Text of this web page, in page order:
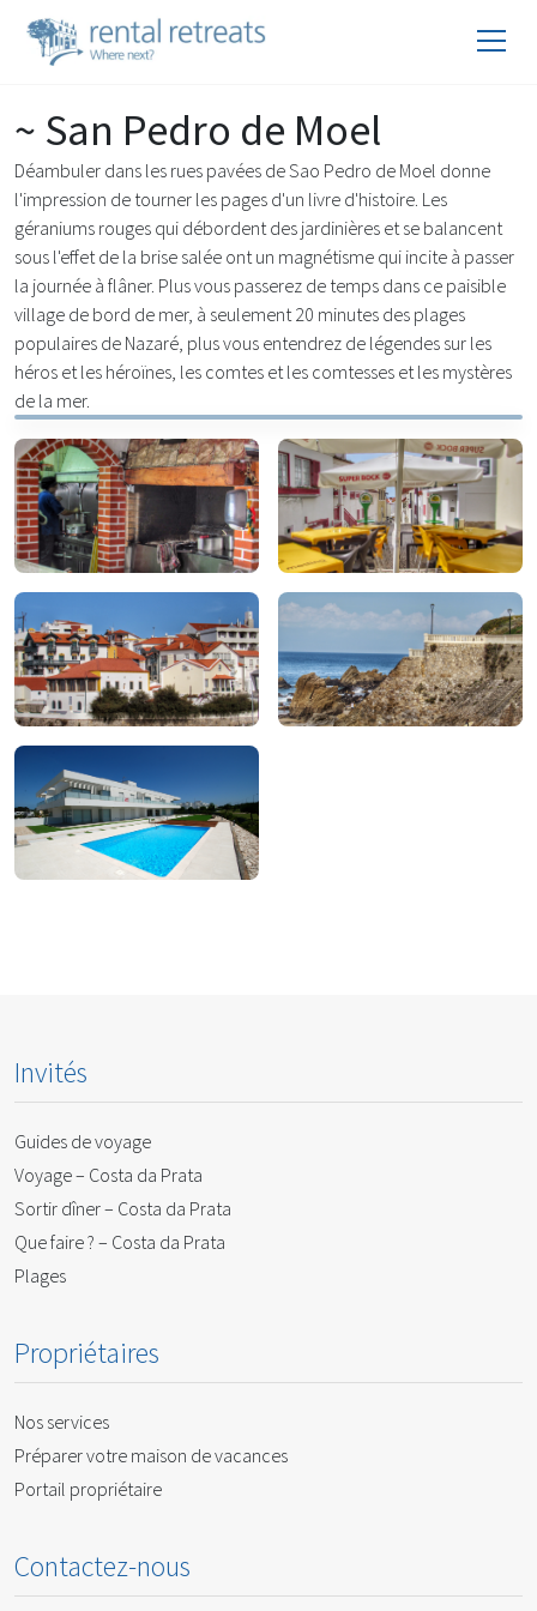
~ San Pedro de Moel
Déambuler dans les rues pavées de Sao Pedro de Moel donne
l'impression de tourner les pages d'un livre d'histoire. Les
géraniums rouges qui débordent des jardinières et se balancent
sous l'effet de la brise salée ont un magnétisme qui incite à passer
la journée à flâner. Plus vous passerez de temps dans ce paisible
village de bord de mer, à seulement 20 minutes des plages
populaires de Nazaré, plus vous entendrez de légendes sur les
héros et les héroïnes, les comtes et les comtesses et les mystères
de la mer.
À manger À boire
Pour magasiner
Invités
Guides de voyage
Voyage – Costa da Prata
Sortir dîner – Costa da Prata
Que faire ? – Costa da Prata
Plages
Propriétaires
Nos services
Préparer votre maison de vacances
Portail propriétaire
Contactez-nous